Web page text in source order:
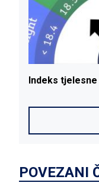
Indeks tjelesne
POVEZANI